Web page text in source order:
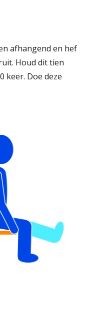
afhangend en hef
Houd dit tien
keer. Doe deze